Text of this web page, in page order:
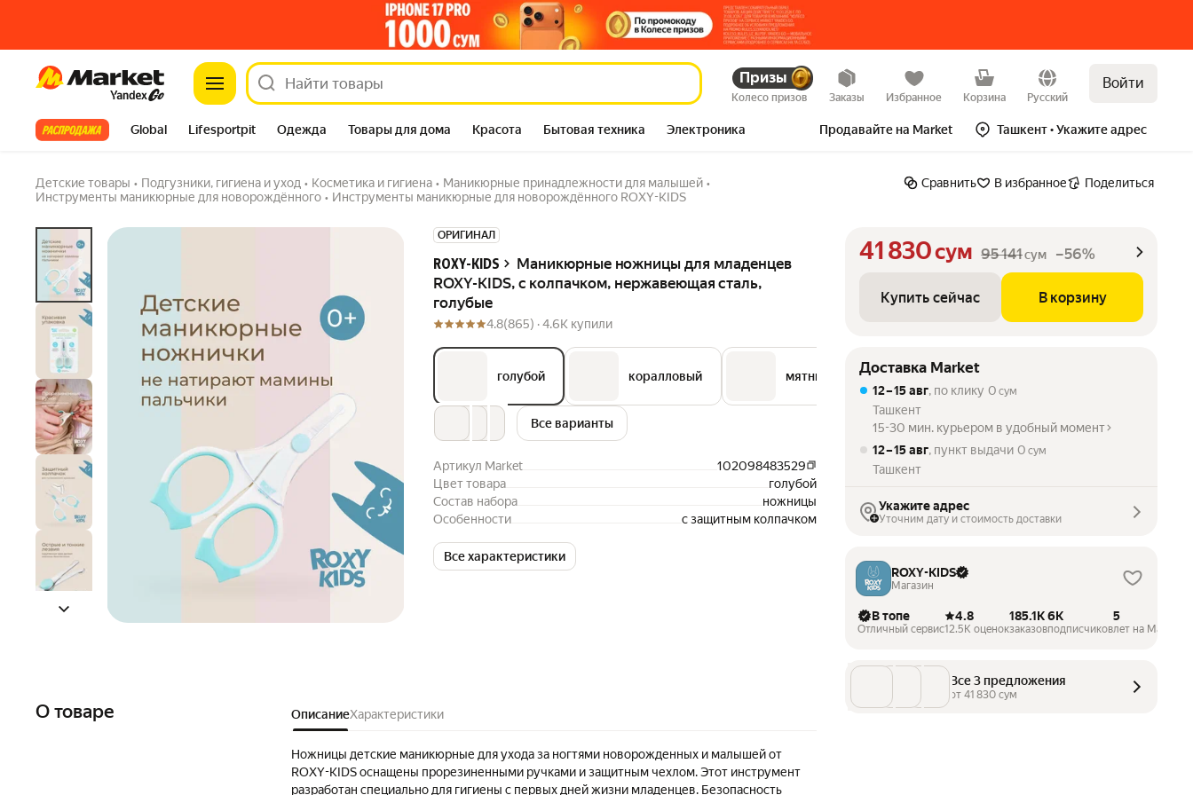
Market Призы
Колесо призов Заказы Избранное Корзина Русский
Войти
Все хиты Global Lifesportpit Одежда Товары для дома Красота Бытовая техника Электроника Продавайте на Market Ташкент• Укажите адрес
Детские товары • Подгузники, гигиена и уход • Косметика и гигиена • Маникюрные принадлежности для малышей •
Инструменты маникюрные для новорождённого • Инструменты маникюрные для новорождённого ROXY-KIDS
Сравнить В избранное Поделиться
Описание
ОРИГИНАЛ
ROXY-KIDS
Маникюрные ножницы для младенцев
ROXY-KIDS, с колпачком, нержавеющая сталь,
голубые
4.8(865) ·4.6K купили
голубой коралловый мятный серебристый
Все варианты
Артикул Market
102098483529
Цвет товара
голубой
Состав набора
ножницы
Особенности
с защитным колпачком
Все характеристики
41 830сум 95 141сум –56%
Купить сейчас В корзину
Маникюрные ножницы для младенцев ROXY-KIDS, с колпачком,
нержавеющая сталь, голубые
4.6K купили Задать вопрос
сум 95 141сум –56% Купить сейчас В корзину
Доставка Market
12 – 15 авг, по клику 0 сум
Ташкент
15-30 мин. курьером в удобный момент
12 – 15 авг, пункт выдачи 0 сум
Ташкент
Укажите адрес
Уточним дату и стоимость доставки
ROXY-KIDS
Магазин
В топе
Отличный сервис
4.8
12.5K оценок
185.1K
заказов
6K
подписчиков
5
лет на Маркете
Все 3 предложения
от 41 830 сум
О товаре ОписаниеХарактеристики
Ножницы детские маникюрные для ухода за ногтями новорожденных и малышей от
ROXY-KIDS оснащены прорезиненными ручками и защитным чехлом. Этот инструмент
разработан специально для гигиены с первых дней жизни младенцев. Безопасность